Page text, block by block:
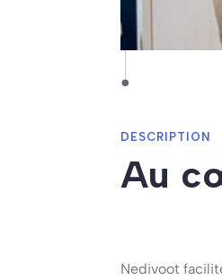
DESCRIPTION
Au
Nedivoot